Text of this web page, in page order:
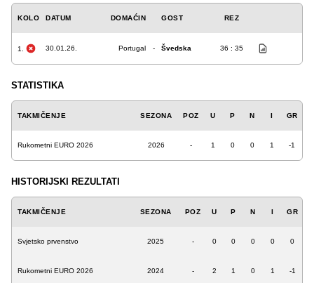
KOLO DATUM DOMAĆIN GOST REZ
1. 30.01.26. Portugal - Švedska 36 : 35
STATISTIKA
TAKMIČENJE SEZONA POZ U P N I GR
Rukometni EURO 2026 2026 - 1 0 0 1 -1
HISTORIJSKI REZULTATI
TAKMIČENJE SEZONA POZ U P N I GR
Svjetsko prvenstvo 2025 - 0 0 0 0 0
Rukometni EURO 2026 2024 - 2 1 0 1 -1